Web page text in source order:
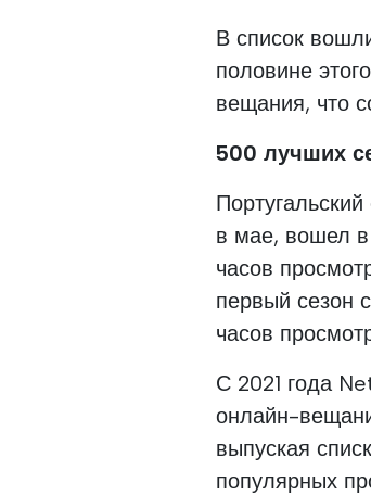
В список
половине
вещания, что
500 лучших
в мае, вошел
часов
первый сезон
часов
С 2021 года
онлайн-
выпуская
популярных